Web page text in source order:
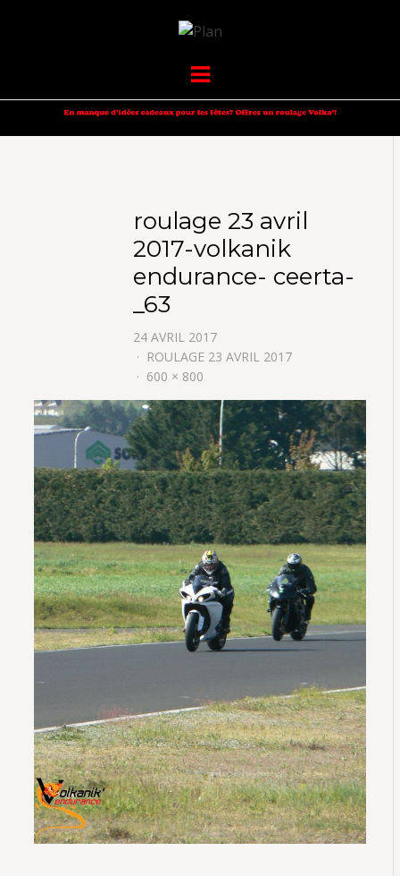
VOLKANIK-
ENDURANCE
Menu
roulage 23 avril
2017-volkanik
endurance- ceerta-
_63
24 AVRIL 2017
ROULAGE 23 AVRIL 2017
600 × 800